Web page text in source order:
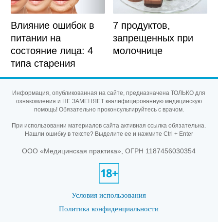
Влияние ошибок в
питании на
состояние лица: 4
типа старения
7 продуктов,
запрещенных при
молочнице
Информация, опубликованная на сайте, предназначена ТОЛЬКО для
ознакомления и НЕ ЗАМЕНЯЕТ квалифицированную медицинскую
помощь! Обязательно проконсультируйтесь с врачом.
При использовании материалов сайта активная ссылка обязательна.
Нашли ошибку в тексте? Выделите ее и нажмите Ctrl + Enter
ООО «Медицинская практика», ОГРН 1187456030354
Условия использования
Политика конфиденциальности